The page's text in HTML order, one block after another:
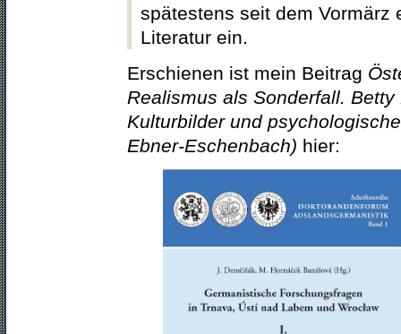
spätestens seit dem Vormärz
Literatur ein.
Erschienen ist mein Beitrag
Realismus als Sonderfall. Betty
Kulturbilder und
Ebner-Eschenbach) hier: